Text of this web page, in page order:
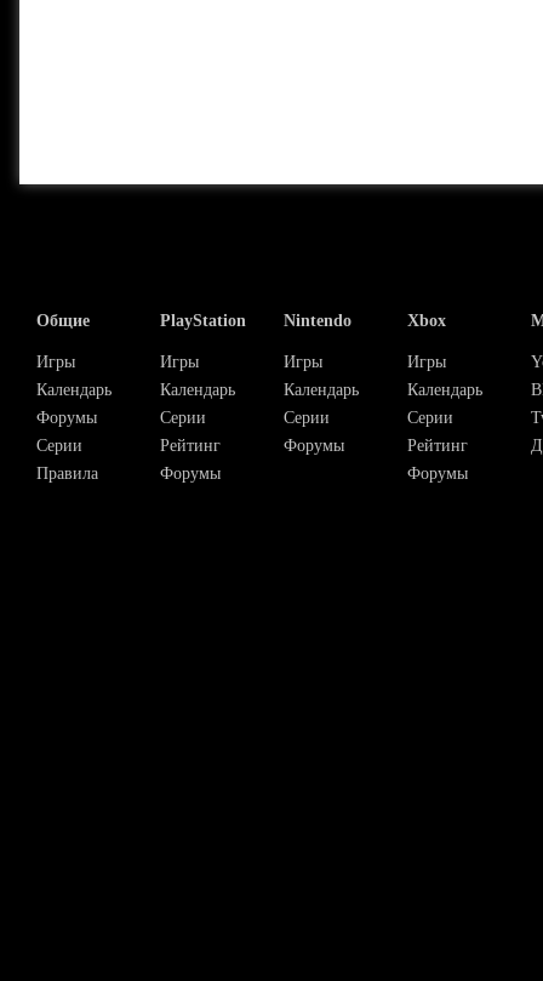
Общие
Игры
Календарь
Форумы
Серии
Правила
PlayStation
Игры
Календарь
Серии
Рейтинг
Форумы
Nintendo
Игры
Календарь
Серии
Форумы
Xbox
Игры
Календарь
Серии
Рейтинг
Форумы